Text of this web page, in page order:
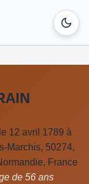
12 avril 1789 à
Marchis, 50274,
France
de 56 ans